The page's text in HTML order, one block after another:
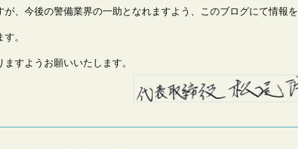
が、今後の警備業界の一助となれますよう、このブログにて情報を
。
すようお願いいたします。